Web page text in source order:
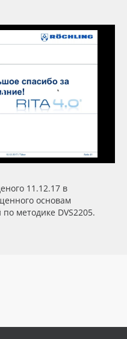
материалы
11.12.17 в
основам
методике DVS2205.